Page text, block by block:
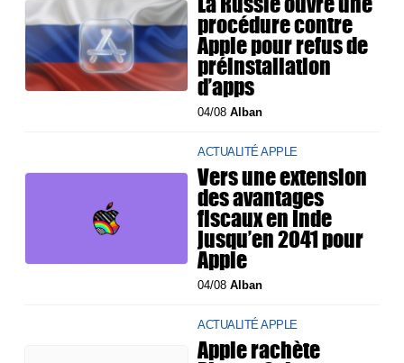
procédure contre
Apple pour refus de
préinstallation
d’apps
04/08Alban
ACTUALITÉ APPLE
Vers une extension
des avantages
fiscaux en Inde
jusqu’en 2041 pour
Apple
04/08Alban
ACTUALITÉ APPLE
Apple rachète